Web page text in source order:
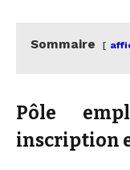
Sommaire
Pôle
inscription